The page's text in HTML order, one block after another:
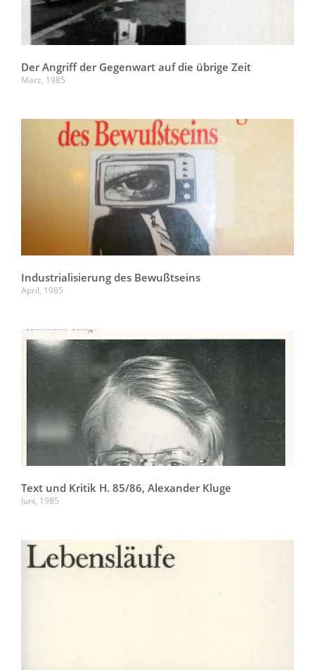
Der Angriff der Gegenwart auf die übrige Zeit
März, 1985
Industrialisierung des Bewußtseins
April, 1985
Text und Kritik H. 85/86, Alexander Kluge
Juni, 1985